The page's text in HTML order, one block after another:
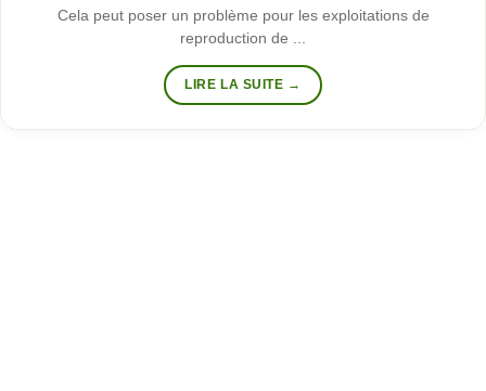
Cela peut poser un problème pour les exploitations de
reproduction de ...
LIRE LA SUITE